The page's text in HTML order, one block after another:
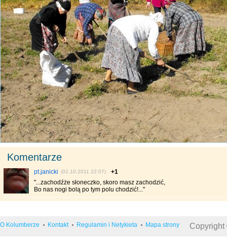
Komentarze
pt.janicki (02.10.2011 22:07)
+1
"...zachodźże słoneczko, skoro masz zachodzić,
Bo nas nogi bolą po tym polu chodzić!..."
O Kolumberze Kontakt Regulamin i Netykieta Mapa strony